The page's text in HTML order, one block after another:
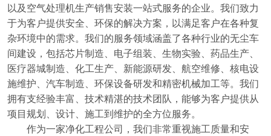
销售安装方面，我们都将竭诚为您提供完善的服务，帮助您实现更高
的生产效益和更稳定的产品质量。
以及空气处理机生产销售安装一站式服务的企业。我们致力
于为客户提供安全、环保的解决方案，以满足客户在各种复
杂环境中的需求。我们的服务领域涵盖了各种行业的无尘车
间建设，包括芯片制造、电子组装、生物实验、药品生产、
医疗器城制造、化工生产、新能源研发、航空维修、核电设
施维护、汽车制造、环保设备研发和精密机械加工等。我们
拥有支经验丰富、技术精湛的技术团队，能够为客户提供从
项目规划、设计、施工到维护的全方位服务。
作为一家净化工程公司，我们非常重视施工质量和安